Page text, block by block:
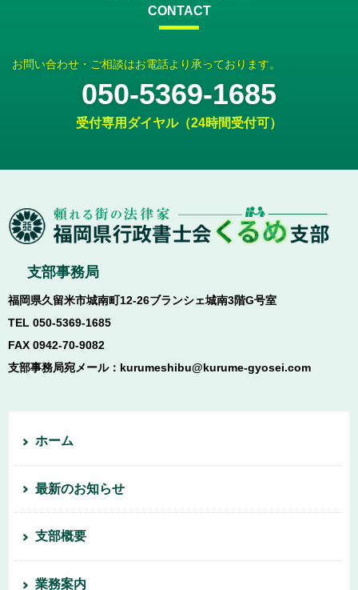
CONTACT
お問い合わせ・ご相談はお電話より承っております。
050-5369-1685
受付専用ダイヤル（24時間受付可）
支部事務局
福岡県久留米市城南町12-26ブランシェ城南3階G号室
TEL 050-5369-1685
FAX 0942-70-9082
支部事務局宛メール：kurumeshibu@kurume-gyosei.com
ホーム
最新のお知らせ
支部概要
業務案内